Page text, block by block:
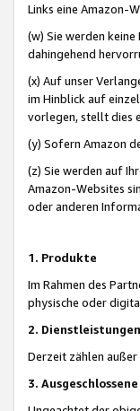
Links eine Amazon-
(w) Sie werden
dahingehend
(x) Auf unser
im Hinblick auf
vorlegen, stellt dies
(y) Sofern Amazon
(z) Sie werden auf
Amazon-Websites
oder anderen
1. Produkte
Im Rahmen des
physische oder
2. Dienstleistungen
Derzeit zählen
3.